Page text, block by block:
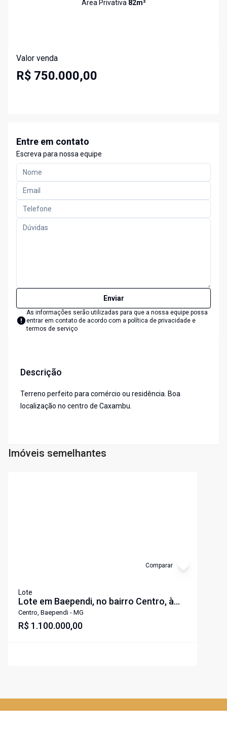
Área Privativa 82m²
Valor venda
R$ 750.000,00
Entre em contato
Escreva para nossa equipe
Enviar
As informações serão utilizadas para que a nossa equipe possa
entrar em contato de acordo com a política de privacidade e
termos de serviço
Descrição
Terreno perfeito para comércio ou residência. Boa
localização no centro de Caxambu.
Imóveis semelhantes
Comparar
Lote
Lote em Baependi, no bairro Centro, à
venda.
Centro, Baependi - MG
R$ 1.100.000,00